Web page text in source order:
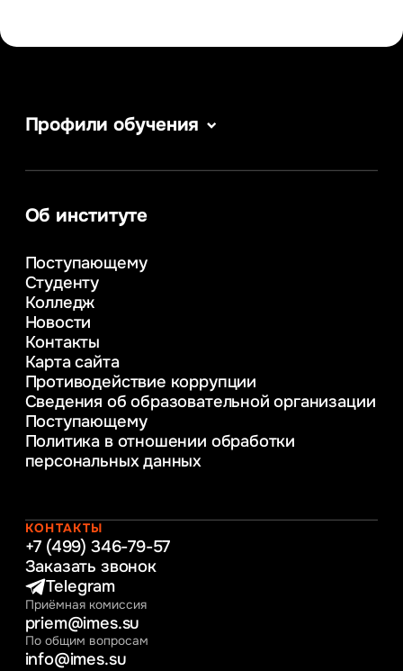
Профили обучения
Информатика
аналитика
Управление в сфере коммерческой
Психолого-педагогическое
консультирование и медиация
в образовании
Веб-дизайн
Управление инновационным развитием
предприятия
Уголовное право
Информационные технологии в бизнесе
Информационное и программное
обеспечение бизнес процессов
Управление человеческими ресурсами
Интернет-маркетинг
Об институте
Поступающему
Студенту
Колледж
Новости
Контакты
Карта сайта
Противодействие коррупции
Сведения об образовательной организации
Поступающему
Политика в отношении обработки
персональных данных
КОНТАКТЫ
+7 (499) 346-79-57
Заказать звонок
Telegram
Приёмная комиссия
priem@imes.su
По общим вопросам
info@imes.su